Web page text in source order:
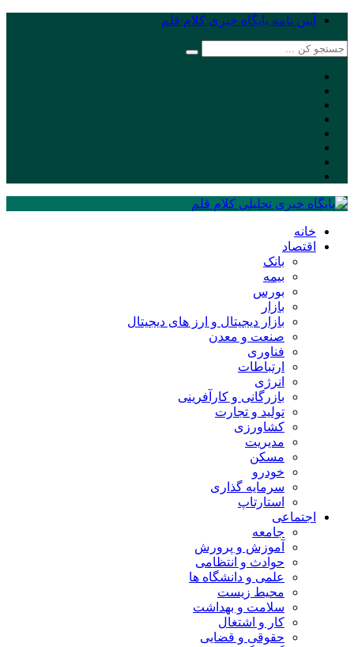
آیین نامه پایگاه خبری کلام قلم
خانه
اقتصاد
بانک
بیمه
بورس
بازار
بازار دیجیتال و ارز های دیجیتال
صنعت و معدن
فناوری
ارتباطات
انرژی
بازرگانی و کارآفرینی
تولید و تجارت
کشاورزی
مدیریت
مسکن
خودرو
سرمایه گذاری
استارتاپ
اجتماعی
جامعه
آموزش و پرورش
حوادث و انتظامی
علمی و دانشگاه ها
محیط زیست
سلامت و بهداشت
کار و اشتغال
حقوقی و قضایی